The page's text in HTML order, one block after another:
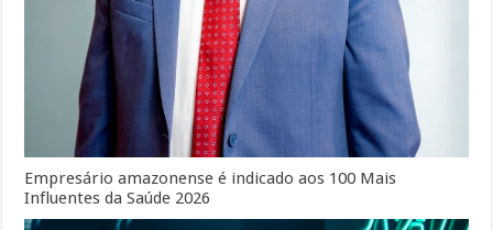
Empresário amazonense é indicado aos 100 Mais
Influentes da Saúde 2026